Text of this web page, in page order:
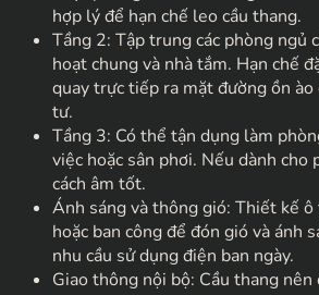
hợp lý để hạn chế leo cầu thang.
Tầng 2: Tập trung các phòng ngủ
hoạt chung và nhà tắm. Hạn chế
quay trực tiếp ra mặt đường ồn
tư.
Tầng 3: Có thể tận dụng làm
việc hoặc sân phơi. Nếu dành cho
cách âm tốt.
Ánh sáng và thông gió: Thiết kế
hoặc ban công để đón gió và ánh
nhu cầu sử dụng điện ban ngày.
Giao thông nội bộ: Cầu thang